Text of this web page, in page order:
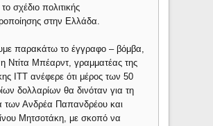
το σχέδιο πολιτικής
στην Ελλάδα.
παρακάτω το έγγραφο – βόμβα,
Ντίτα Μπέαρντ, γραμματέας της
ITT ανέφερε ότι μέρος των 50
δολλαρίων θα δινόταν για τη
των Ανδρέα Παπανδρέου και
Μητσοτάκη, με σκοπό να